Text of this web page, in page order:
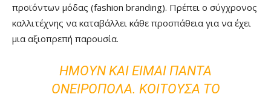
προϊόντων μόδας (fashion branding). Πρέπει ο σύγχρονος
καλλιτέχνης να καταβάλλει κάθε προσπάθεια για να έχει
μια αξιοπρεπή παρουσία.
ΉΜΟΥΝ ΚΑΙ ΕΊΜΑΙ ΠΆΝΤΑ
ΟΝΕΙΡΟΠΌΛΑ. ΚΟΙΤΟΎΣΑ ΤΟ